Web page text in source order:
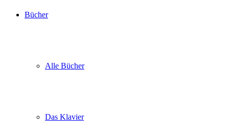
Bücher
Alle Bücher
Das Klavier